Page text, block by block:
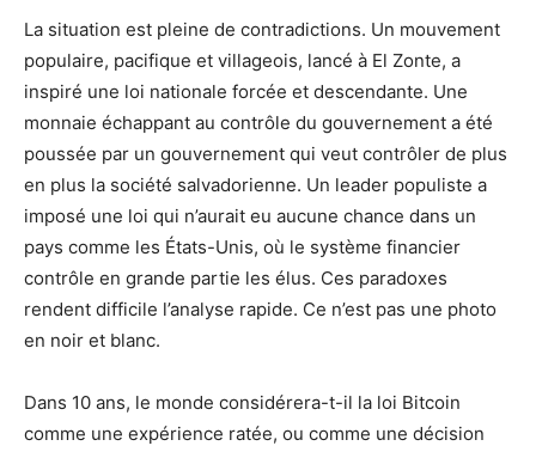
La situation est pleine de contradictions. Un mouvement
populaire, pacifique et villageois, lancé à El Zonte, a
inspiré une loi nationale forcée et descendante. Une
monnaie échappant au contrôle du gouvernement a été
poussée par un gouvernement qui veut contrôler de plus
en plus la société salvadorienne. Un leader populiste a
imposé une loi qui n’aurait eu aucune chance dans un
pays comme les États-Unis, où le système financier
contrôle en grande partie les élus. Ces paradoxes
rendent difficile l’analyse rapide. Ce n’est pas une photo
en noir et blanc.
Dans 10 ans, le monde considérera-t-il la loi Bitcoin
comme une expérience ratée, ou comme une décision